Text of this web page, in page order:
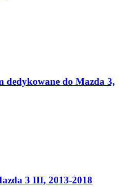
dedykowane do Mazda 3,
3 III, 2013-2018